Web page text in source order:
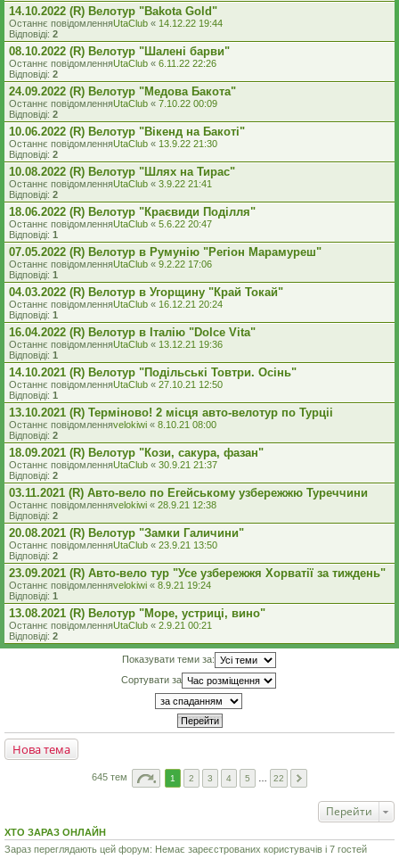
14.10.2022 (R) Велотур "Bakota Gold"
Останнє повідомленняUtaClub « 14.12.22 19:44
Відповіді: 2
08.10.2022 (R) Велотур "Шалені барви"
Останнє повідомленняUtaClub « 6.11.22 22:26
Відповіді: 2
24.09.2022 (R) Велотур "Медова Бакота"
Останнє повідомленняUtaClub « 7.10.22 00:09
Відповіді: 2
10.06.2022 (R) Велотур "Вікенд на Бакоті"
Останнє повідомленняUtaClub « 13.9.22 21:30
Відповіді: 2
10.08.2022 (R) Велотур "Шлях на Тирас"
Останнє повідомленняUtaClub « 3.9.22 21:41
Відповіді: 2
18.06.2022 (R) Велотур "Краєвиди Поділля"
Останнє повідомленняUtaClub « 5.6.22 20:47
Відповіді: 1
07.05.2022 (R) Велотур в Румунію "Регіон Марамуреш"
Останнє повідомленняUtaClub « 9.2.22 17:06
Відповіді: 1
04.03.2022 (R) Велотур в Угорщину "Край Токай"
Останнє повідомленняUtaClub « 16.12.21 20:24
Відповіді: 1
16.04.2022 (R) Велотур в Італію "Dolce Vita"
Останнє повідомленняUtaClub « 13.12.21 19:36
Відповіді: 1
14.10.2021 (R) Велотур "Подільські Товтри. Осінь"
Останнє повідомленняUtaClub « 27.10.21 12:50
Відповіді: 1
13.10.2021 (R) Терміново! 2 місця авто-велотур по Турціі
Останнє повідомленняvelokiwi « 8.10.21 08:00
Відповіді: 2
18.09.2021 (R) Велотур "Кози, сакура, фазан"
Останнє повідомленняUtaClub « 30.9.21 21:37
Відповіді: 2
03.11.2021 (R) Авто-вело по Егейському узбережжю Туреччини
Останнє повідомленняvelokiwi « 28.9.21 12:38
Відповіді: 2
20.08.2021 (R) Велотур "Замки Галичини"
Останнє повідомленняUtaClub « 23.9.21 13:50
Відповіді: 2
23.09.2021 (R) Авто-вело тур "Усе узбережжя Хорватії за тиждень"
Останнє повідомленняvelokiwi « 8.9.21 19:24
Відповіді: 1
13.08.2021 (R) Велотур "Море, устриці, вино"
Останнє повідомленняUtaClub « 2.9.21 00:21
Відповіді: 2
Показувати теми за:
Сортувати за
Нова тема
645 тем 1 2 3 4 5 22
Перейти
ХТО ЗАРАЗ ОНЛАЙН
Зараз переглядають цей форум: Немає зареєстрованих користувачів і 7 гостей